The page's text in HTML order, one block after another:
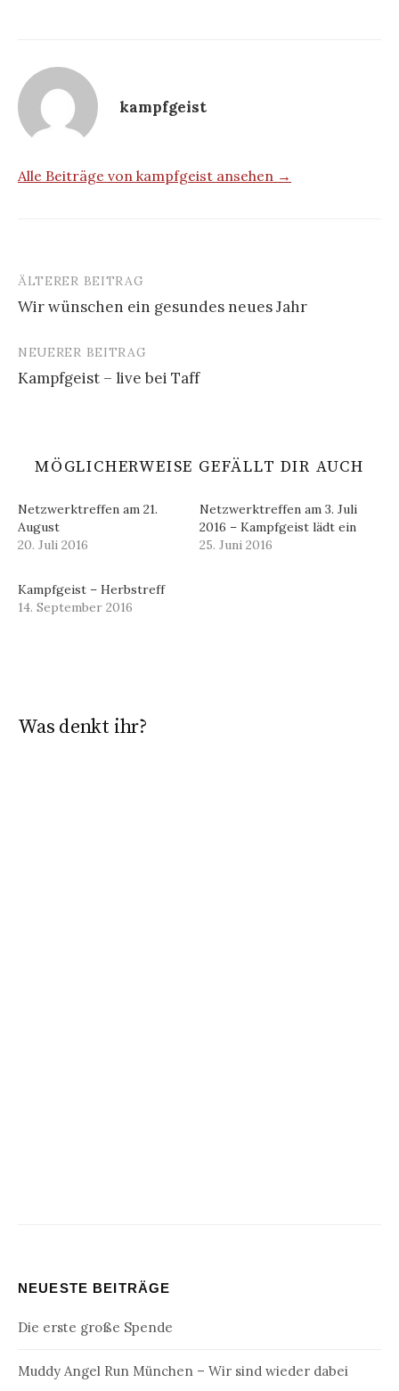
kampfgeist
Alle Beiträge von kampfgeist ansehen →
Beitrags-
Navigation
ÄLTERER BEITRAG
Wir wünschen ein gesundes neues Jahr
NEUERER BEITRAG
Kampfgeist – live bei Taff
MÖGLICHERWEISE GEFÄLLT DIR AUCH
Netzwerktreffen am 21.
August
20. Juli 2016
Netzwerktreffen am 3. Juli
2016 – Kampfgeist lädt ein
25. Juni 2016
Kampfgeist – Herbstreff
14. September 2016
Was denkt ihr?
NEUESTE BEITRÄGE
Die erste große Spende
Muddy Angel Run München – Wir sind wieder dabei